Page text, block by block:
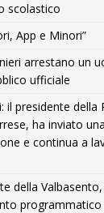
scolastico
App e Minori”
arrestano un
ufficiale
il presidente della
ha inviato
e continua a
della
programmatico